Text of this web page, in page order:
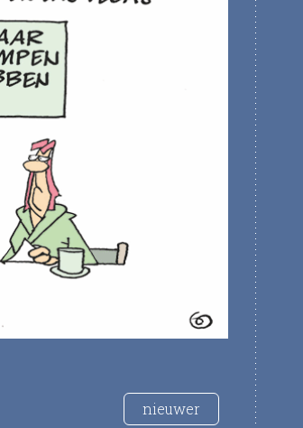
nieuwer